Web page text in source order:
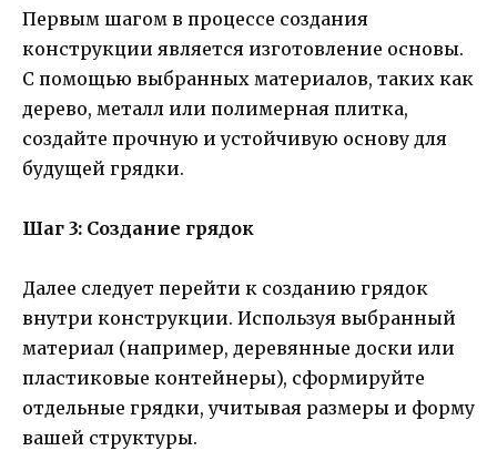
Первым шагом в процессе создания
конструкции является изготовление основы.
С помощью выбранных материалов, таких как
дерево, металл или полимерная плитка,
создайте прочную и устойчивую основу для
будущей грядки.
Шаг 3: Создание грядок
Далее следует перейти к созданию грядок
внутри конструкции. Используя выбранный
материал (например, деревянные доски или
пластиковые контейнеры), сформируйте
отдельные грядки, учитывая размеры и форму
вашей структуры.